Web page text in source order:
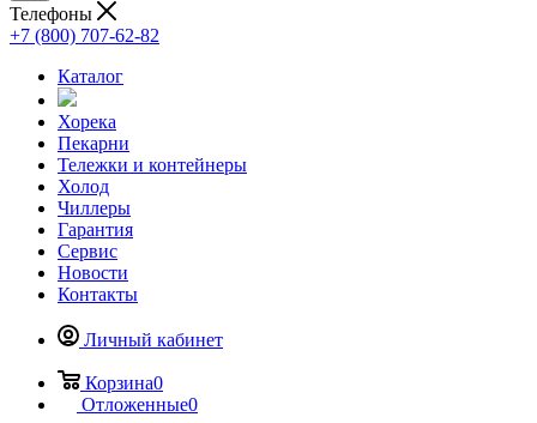
Телефоны
+7 (800) 707-62-82
Каталог
Хорека
Пекарни
Тележки и контейнеры
Холод
Чиллеры
Гарантия
Сервис
Новости
Контакты
Личный кабинет
Корзина0
Отложенные0